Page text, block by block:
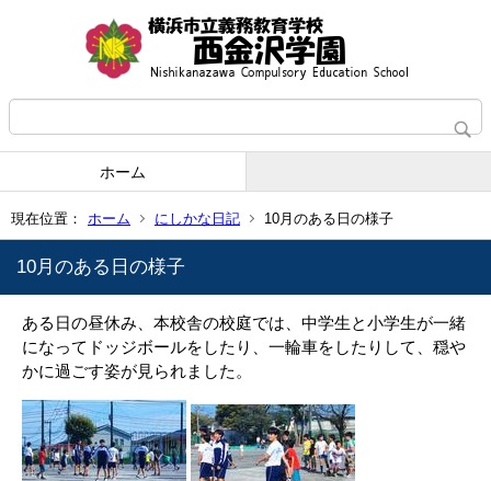
ホーム
現在位置： ホーム にしかな日記 10月のある日の様子
10月のある日の様子
ある日の昼休み、本校舎の校庭では、中学生と小学生が一緒
になって ドッジボールを したり、一輪車をしたりして、穏や
かに過ごす姿が見られました。